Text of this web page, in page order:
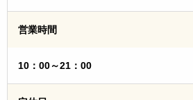
営業時間
10：00～21：00